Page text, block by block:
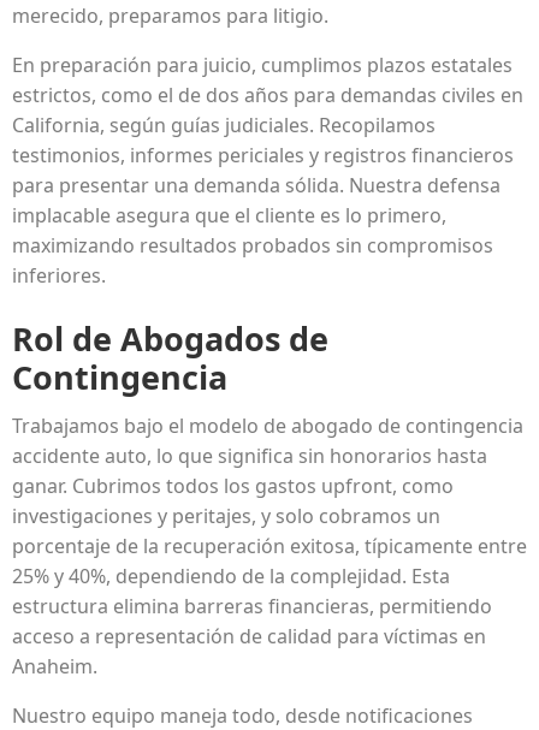
merecido, preparamos para litigio.
En preparación para juicio, cumplimos plazos estatales
estrictos, como el de dos años para demandas civiles en
California, según guías judiciales. Recopilamos
testimonios, informes periciales y registros financieros
para presentar una demanda sólida. Nuestra defensa
implacable asegura que el cliente es lo primero,
maximizando resultados probados sin compromisos
inferiores.
Rol de Abogados de
Contingencia
Trabajamos bajo el modelo de abogado de contingencia
accidente auto, lo que significa sin honorarios hasta
ganar. Cubrimos todos los gastos upfront, como
investigaciones y peritajes, y solo cobramos un
porcentaje de la recuperación exitosa, típicamente entre
25% y 40%, dependiendo de la complejidad. Esta
estructura elimina barreras financieras, permitiendo
acceso a representación de calidad para víctimas en
Anaheim.
Nuestro equipo maneja todo, desde notificaciones